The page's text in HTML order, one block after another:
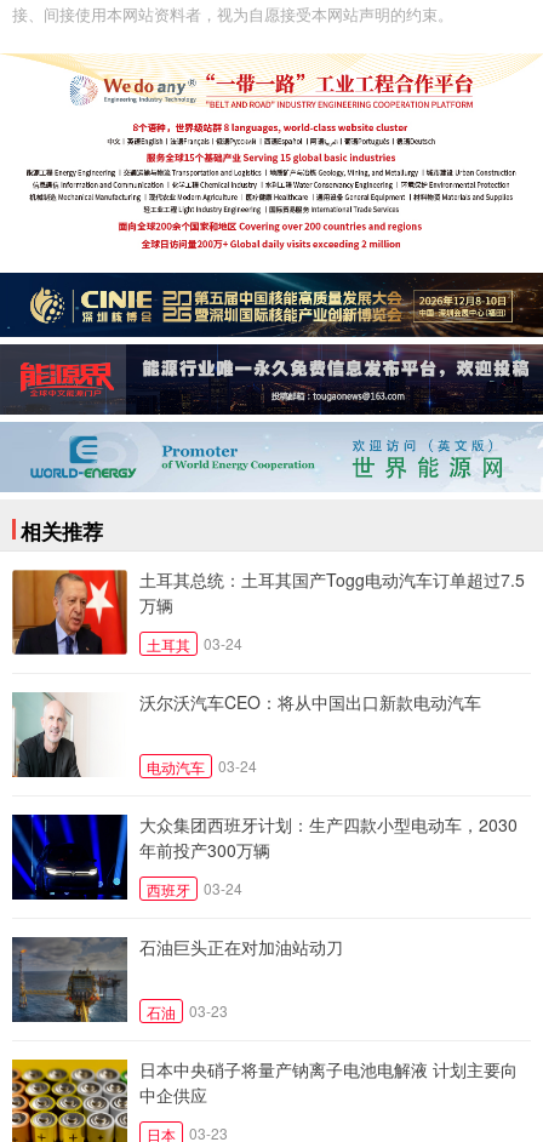
接、间接使用本网站资料者，视为自愿接受本网站声明的约束。
相关推荐
土耳其总统：土耳其国产Togg电动汽车订单超过7.5
万辆
土耳其 03-24
沃尔沃汽车CEO：将从中国出口新款电动汽车
电动汽车 03-24
大众集团西班牙计划：生产四款小型电动车，2030
年前投产300万辆
西班牙 03-24
石油巨头正在对加油站动刀
石油 03-23
日本中央硝子将量产钠离子电池电解液 计划主要向
中企供应
日本 03-23